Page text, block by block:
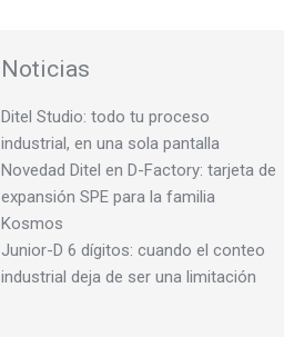
Noticias
Ditel Studio: todo tu proceso
industrial, en una sola pantalla
Novedad Ditel en D-Factory: tarjeta de
expansión SPE para la familia
Kosmos
Junior-D 6 dígitos: cuando el conteo
industrial deja de ser una limitación